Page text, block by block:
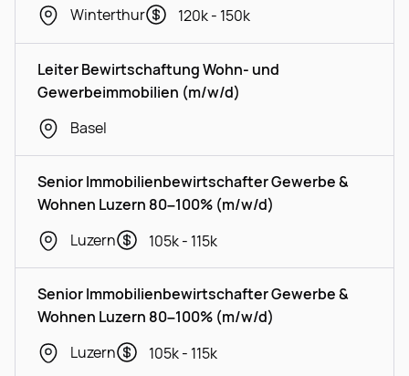
Winterthur
120k - 150k
Leiter Bewirtschaftung Wohn- und
Gewerbeimmobilien (m/w/d)
Basel
Senior Immobilienbewirtschafter Gewerbe &
Wohnen Luzern 80–100% (m/w/d)
Luzern
105k - 115k
Senior Immobilienbewirtschafter Gewerbe &
Wohnen Luzern 80–100% (m/w/d)
Luzern
105k - 115k